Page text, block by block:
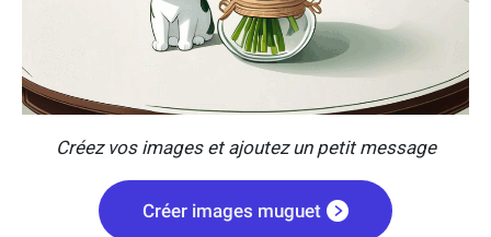
Créez vos images et ajoutez un petit message
Créer images muguet